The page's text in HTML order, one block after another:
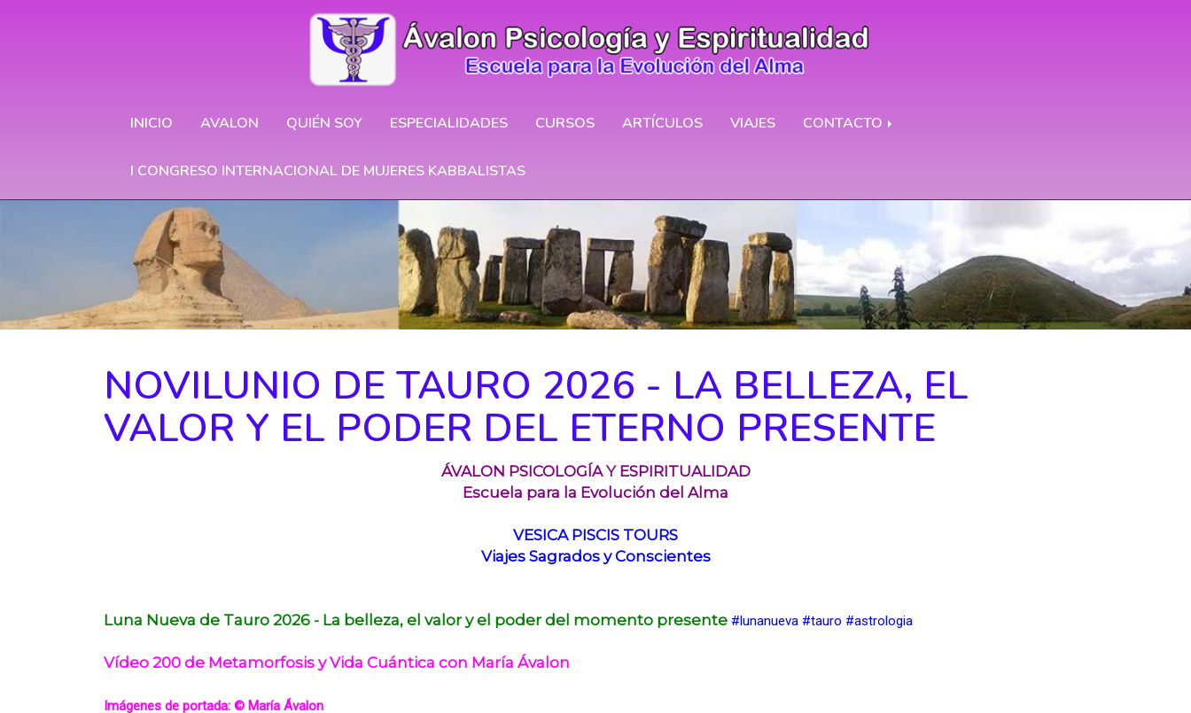
INICIO AVALON QUIÉN SOY ESPECIALIDADES CURSOS ARTÍCULOS VIAJES CONTACTO
I CONGRESO INTERNACIONAL DE MUJERES KABBALISTAS
NOVILUNIO DE TAURO 2026 - LA BELLEZA, EL
VALOR Y EL PODER DEL ETERNO PRESENTE
ÁVALON PSICOLOGÍA Y ESPIRITUALIDAD
Escuela para la Evolución del Alma
VESICA PISCIS TOURS
Viajes Sagrados y Conscientes
Luna Nueva de Tauro 2026 - La belleza, el valor y el poder del momento presente #lunanueva #tauro #astrologia
Vídeo 200 de Metamorfosis y Vida Cuántica con María Ávalon
Imágenes de portada: © María Ávalon